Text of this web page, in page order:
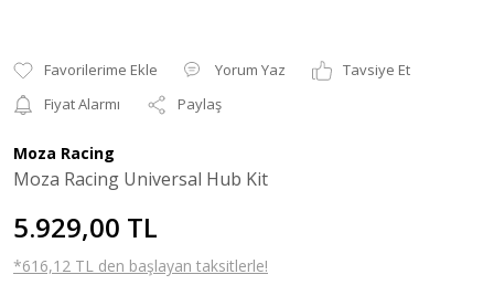
Yorum Yaz
Tavsiye Et
Fiyat Alarmı
Paylaş
Moza Racing
Moza Racing Universal Hub Kit
5.929,00 TL
*616,12 TL den başlayan taksitlerle!